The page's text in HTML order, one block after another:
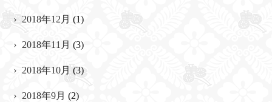
2018年12月 (1)
2018年11月 (3)
2018年10月 (3)
2018年9月 (2)